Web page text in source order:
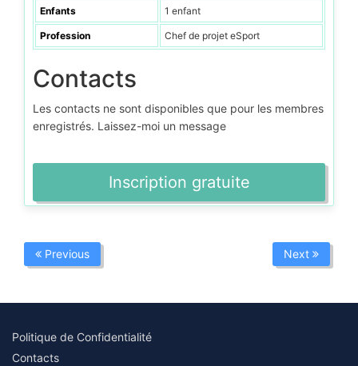
Enfants 1 enfant
Profession Chef de projet eSport
Contacts
Les contacts ne sont disponibles que pour les membres
enregistrés. Laissez-moi un message
Inscription gratuite
Previous Next
Politique de Confidentialité
Contacts